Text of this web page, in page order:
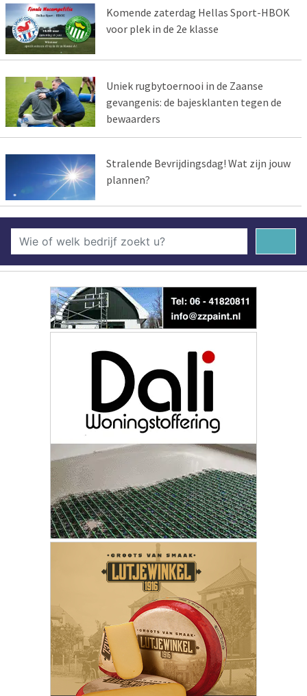
Komende zaterdag Hellas Sport-HBOK
voor plek in de 2e klasse
Uniek rugbytoernooi in de Zaanse
gevangenis: de bajesklanten tegen de
bewaarders
Stralende Bevrijdingsdag! Wat zijn jouw
plannen?